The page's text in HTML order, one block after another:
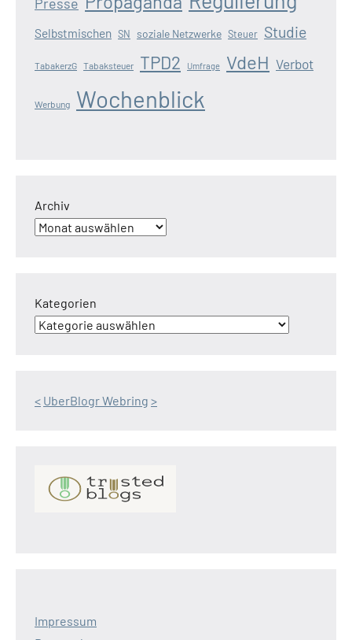
Selbstmischen SN soziale Netzwerke Steuer Studie
TabakerzG Tabaksteuer TPD2 Umfrage VdeH Verbot
Werbung Wochenblick
Archiv
Kategorien
< UberBlogr Webring >
Impressum